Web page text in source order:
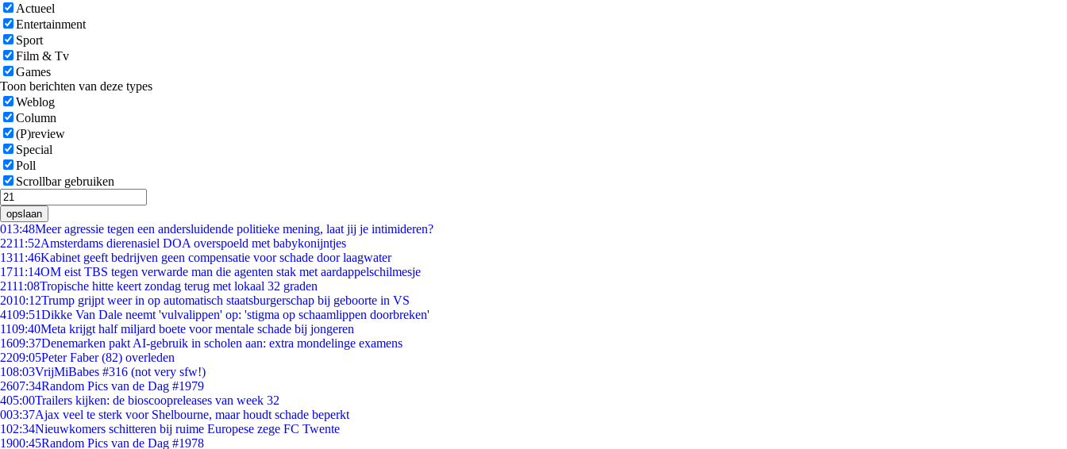
Actueel
Entertainment
Sport
Film & Tv
Games
Toon berichten van deze types
Weblog
Column
(P)review
Special
Poll
Scrollbar gebruiken
opslaan
013:48Meer agressie tegen een andersluidende politieke mening, laat jij je intimideren?
2211:52Amsterdams dierenasiel DOA overspoeld met babykonijntjes
1311:46Kabinet geeft bedrijven geen compensatie voor schade door laagwater
1711:14OM eist TBS tegen verwarde man die agenten stak met aardappelschilmesje
2111:08Tropische hitte keert zondag terug met lokaal 32 graden
2010:12Trump grijpt weer in op automatisch staatsburgerschap bij geboorte in VS
4109:51Dikke Van Dale neemt 'vulvalippen' op: 'stigma op schaamlippen doorbreken'
1109:40Meta krijgt half miljard boete voor mentale schade bij jongeren
1609:37Denemarken pakt AI-gebruik in scholen aan: extra mondelinge examens
2209:05Peter Faber (82) overleden
108:03VrijMiBabes #316 (not very sfw!)
2607:34Random Pics van de Dag #1979
405:00Trailers kijken: de bioscoopreleases van week 32
003:37Ajax veel te sterk voor Shelbourne, maar houdt schade beperkt
102:34Nieuwkomers schitteren bij ruime Europese zege FC Twente
1900:45Random Pics van de Dag #1978